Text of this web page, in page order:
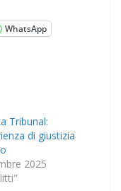
WhatsApp
Tribunal:
di giustizia
2025